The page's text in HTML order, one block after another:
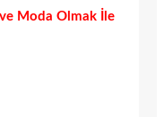
Moda Olmak İle